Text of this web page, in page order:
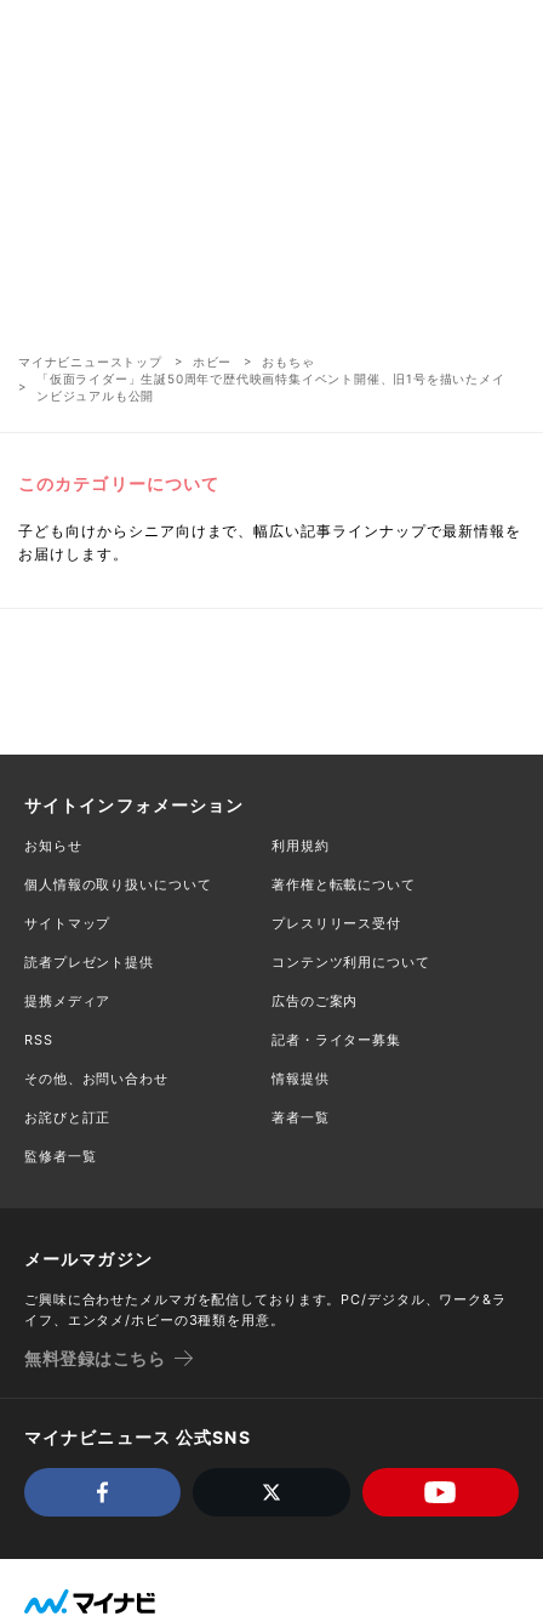
マイナビニューストップ ホビー
おもちゃ
「仮面ライダー」生誕50周年で歴代映画特集イベント開催、旧1号を描いたメイ
ンビジュアルも公開
このカテゴリーについて
子ども向けからシニア向けまで、幅広い記事ラインナップで最新情報を
お届けします。
サイトインフォメーション
お知らせ 利用規約
個人情報の取り扱いについて 著作権と転載について
サイトマップ プレスリリース受付
読者プレゼント提供 コンテンツ利用について
提携メディア 広告のご案内
RSS 記者・ライター募集
その他、お問い合わせ 情報提供
お詫びと訂正 著者一覧
監修者一覧
メールマガジン
ご興味に合わせたメルマガを配信しております。PC/デジタル、ワーク&ラ
イフ、エンタメ/ホビーの3種類を用意。
無料登録はこちら
マイナビニュース 公式SNS